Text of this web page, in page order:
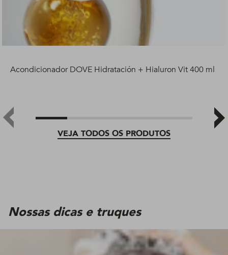
VEJA TODOS OS PRODUTOS
Acondicionador DOVE Hidratación + Hialuron Vit 400 ml
Nossas dicas e truques